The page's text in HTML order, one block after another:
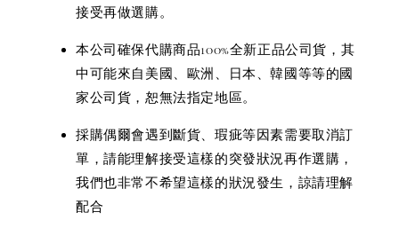
接受再做選購。
本公司確保代購商品100%全新正品公司貨，其
中可能來自美國、歐洲、日本、韓國等等的國
家公司貨，恕無法指定地區。
採購偶爾會遇到斷貨、瑕疵等因素需要取消訂
單，請能理解接受這樣的突發狀況再作選購，
我們也非常不希望這樣的狀況發生，諒請理解
配合